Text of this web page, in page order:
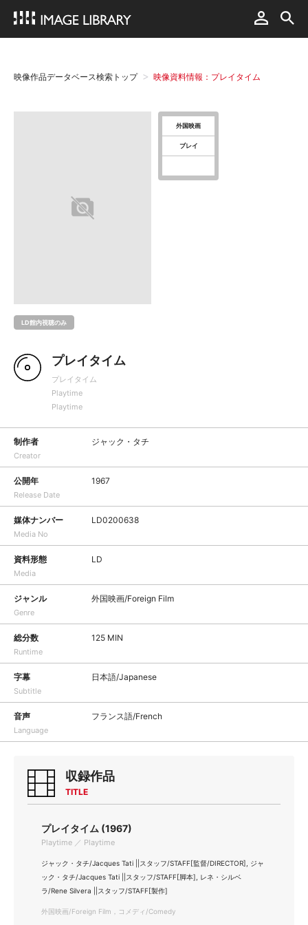
映像作品データベース検索トップ 映像資料情報：プレイタイム
LD館内視聴のみ
外国映画
ブレイ
プレイタイム
プレイタイム
Playtime
Playtime
制作者
Creator
ジャック・タチ
公開年
Release Date
1967
媒体ナンバー
Media No
LD0200638
資料形態
Media
LD
ジャンル
Genre
外国映画/Foreign Film
総分数
Runtime
125 MIN
字幕
Subtitle
日本語/Japanese
音声
Language
フランス語/French
収録作品
TITLE
プレイタイム (1967)
Playtime ／ Playtime
ジャック・タチ/Jacques Tati ||スタッフ/STAFF[監督/DIRECTOR], ジャ
ック・タチ/Jacques Tati ||スタッフ/STAFF[脚本], レネ・シルベ
ラ/Rene Silvera ||スタッフ/STAFF[製作]
外国映画/Foreign Film，コメディ/Comedy